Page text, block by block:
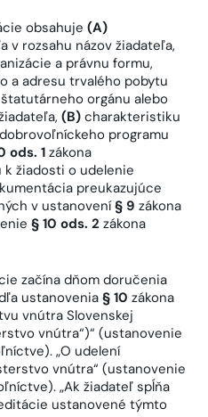
obsahuje (A)
v rozsahu názov žiadateľa,
a právnu formu,
a adresu trvalého pobytu
orgánu alebo
(B) charakteristiku
programu
ods. 1 zákona
k žiadosti o udelenie
preukazujúce
v ustanovení§ 9 zákona
§ 10 ods. 2 zákona
začína dňom doručenia
ustanovenia § 10 zákona
vnútra Slovenskej
vnútra“)“ (ustanovenie
„O udelení
vnútra“ (ustanovenie
„Ak žiadateľ spĺňa
ustanovené týmto